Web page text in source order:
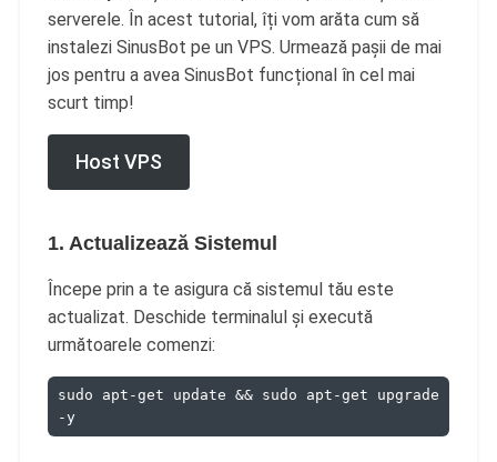
serverele. În acest tutorial, îți vom arăta cum să
instalezi SinusBot pe un VPS. Urmează pașii de mai
jos pentru a avea SinusBot funcțional în cel mai
scurt timp!
Host VPS
1. Actualizează Sistemul
Începe prin a te asigura că sistemul tău este
actualizat. Deschide terminalul și execută
următoarele comenzi:
sudo apt-get update && sudo apt-get upgrade
-y